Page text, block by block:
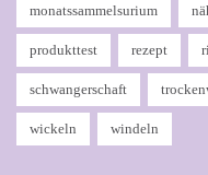
monatssammelsurium
produkttest rezept
schwangerschaft
wickeln windeln